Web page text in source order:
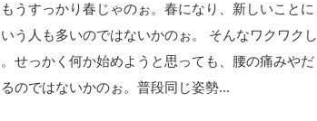
うすっかり春じゃのぉ。春になり、新しいことに
う人も多いのではないかのぉ。 そんなワクワクし
せっかく何か始めようと思っても、腰の痛みやだ
のではないかのぉ。普段同じ姿勢...